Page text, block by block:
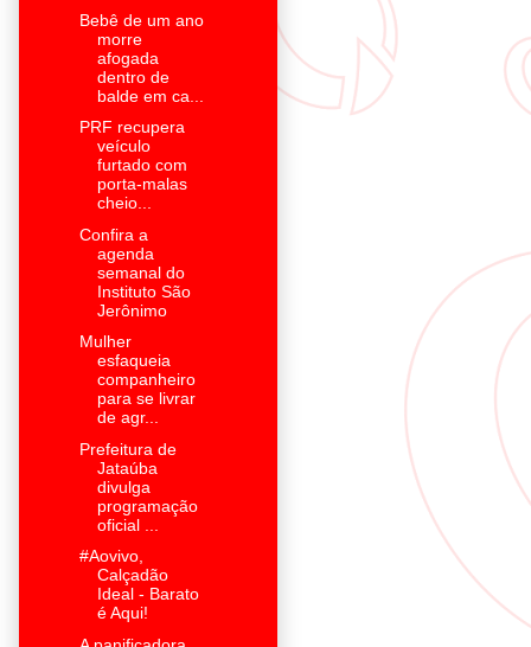
Bebê de um ano
morre
afogada
dentro de
balde em ca...
PRF recupera
veículo
furtado com
porta-malas
cheio...
Confira a
agenda
semanal do
Instituto São
Jerônimo
Mulher
esfaqueia
companheiro
para se livrar
de agr...
Prefeitura de
Jataúba
divulga
programação
oficial ...
#Aovivo,
Calçadão
Ideal - Barato
é Aqui!